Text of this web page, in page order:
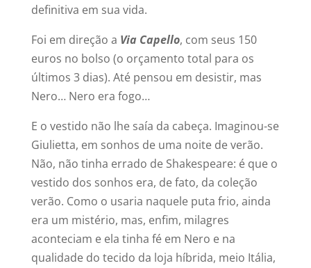
definitiva em sua vida.
Foi em direção a Via Capello, com seus 150
euros no bolso (o orçamento total para os
últimos 3 dias). Até pensou em desistir, mas
Nero… Nero era fogo…
E o vestido não lhe saía da cabeça. Imaginou-se
Giulietta, em sonhos de uma noite de verão.
Não, não tinha errado de Shakespeare: é que o
vestido dos sonhos era, de fato, da coleção
verão. Como o usaria naquele puta frio, ainda
era um mistério, mas, enfim, milagres
aconteciam e ela tinha fé em Nero e na
qualidade do tecido da loja híbrida, meio Itália,